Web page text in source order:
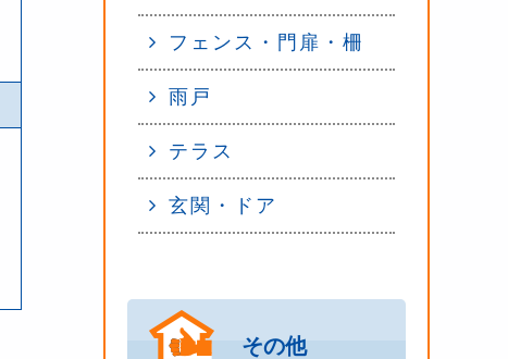
フェンス・門扉・柵
雨戸
テラス
玄関・ドア
その他